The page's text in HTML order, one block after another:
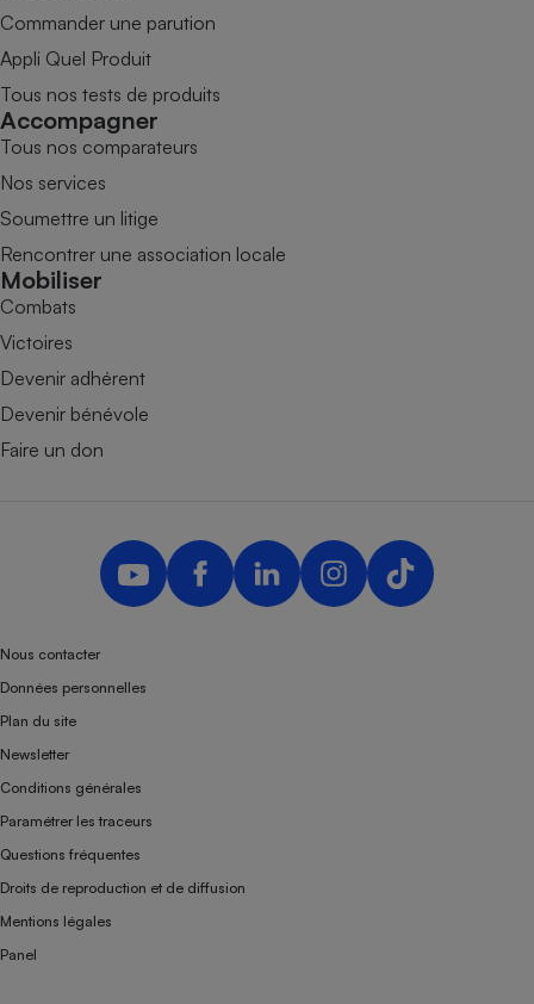
Commander une parution
Appli Quel Produit
Tous nos tests de produits
Accompagner
Tous nos comparateurs
Nos services
Soumettre un litige
Rencontrer une association locale
Mobiliser
Combats
Victoires
Devenir adhérent
Devenir bénévole
Faire un don
Nous contacter
Données personnelles
Plan du site
Newsletter
Conditions générales
Paramétrer les traceurs
Questions fréquentes
Droits de reproduction et de diffusion
Mentions légales
Panel